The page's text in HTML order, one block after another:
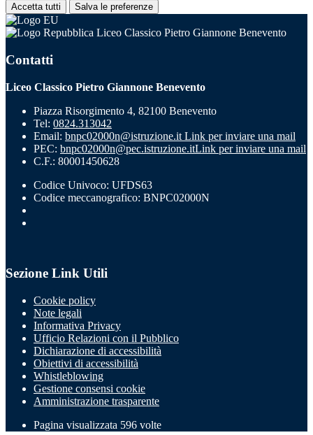
Accetta tutti Salva le preferenze
Liceo Classico Pietro Giannone Benevento
Contatti
Liceo Classico Pietro Giannone Benevento
Piazza Risorgimento 4, 82100 Benevento
Tel: 0824.313042
Email: bnpc02000n@istruzione.it Link per inviare una mail
PEC: bnpc02000n@pec.istruzione.itLink per inviare una mail
C.F.: 80001450628
Codice Univoco: UFDS63
Codice meccanografico: BNPC02000N
Sezione Link Utili
Cookie policy
Note legali
Informativa Privacy
Ufficio Relazioni con il Pubblico
Dichiarazione di accessibilità
Obiettivi di accessibilità
Whistleblowing
Gestione consensi cookie
Amministrazione trasparente
Pagina visualizzata 596 volte